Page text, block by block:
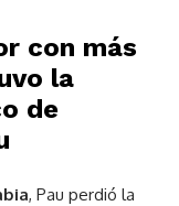
con más
la
de
, Pau perdió la